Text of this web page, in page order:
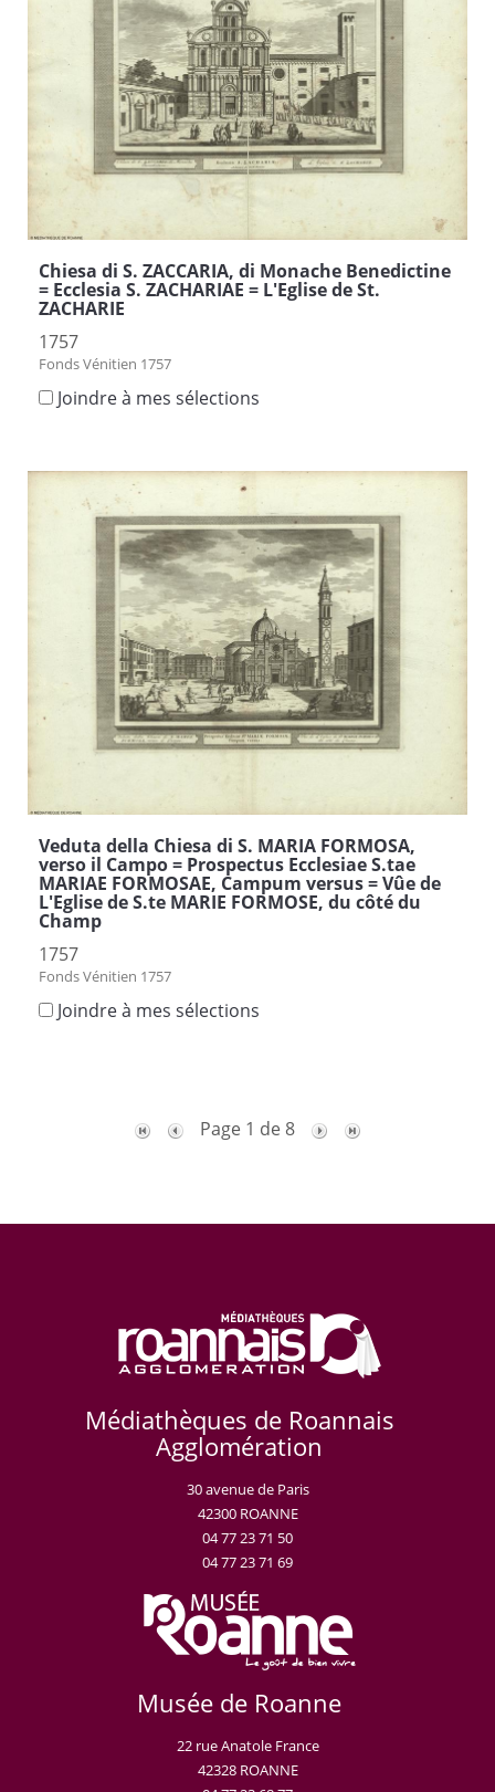
Chiesa di S. ZACCARIA, di Monache Benedictine
= Ecclesia S. ZACHARIAE = L'Eglise de St.
ZACHARIE
1757
Fonds Vénitien 1757
Joindre à mes sélections
Veduta della Chiesa di S. MARIA FORMOSA,
verso il Campo = Prospectus Ecclesiae S.tae
MARIAE FORMOSAE, Campum versus = Vûe de
L'Eglise de S.te MARIE FORMOSE, du côté du
Champ
1757
Fonds Vénitien 1757
Joindre à mes sélections
Page 1 de 8
Médiathèques de Roannais
Agglomération
30 avenue de Paris
42300 ROANNE
04 77 23 71 50
04 77 23 71 69
Musée de Roanne
22 rue Anatole France
42328 ROANNE